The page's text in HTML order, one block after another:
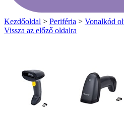
Kezdőoldal > Periféria > Vonalkód
Vissza az előző oldalra